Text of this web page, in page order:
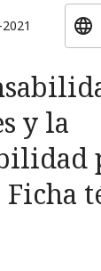
y la